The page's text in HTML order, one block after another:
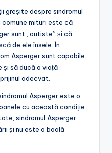
greșite despre sindromul
comune mituri este că
sunt „autiste” și că
de ele însele. În
Asperger sunt capabile
și să ducă o viață
adecvat.
Asperger este o
cu această condiție
sindromul Asperger
și nu este o boală